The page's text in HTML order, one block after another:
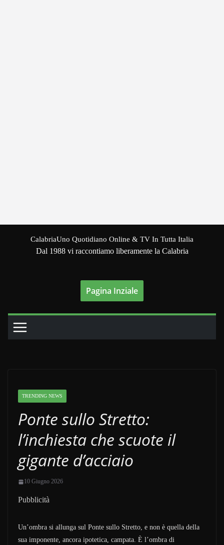
CalabriaUno Quotidiano Online & TV In Tutta Italia
Dal 1988 vi raccontiamo liberamente la Calabria
Pagina Inziale
TRENDING NEWS
Ponte sullo Stretto:
l’inchiesta che scuote il
gigante d’acciaio
10 Giugno 2026
Pubblicità
Un’ombra si allunga sul Ponte sullo Stretto, e non è quella della
sua imponente, ancora ipotetica, campata. È l’ombra di